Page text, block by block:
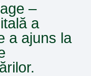
–
a
a ajuns la